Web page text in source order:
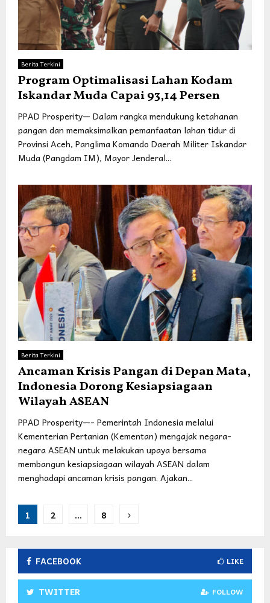
Berita Terkini
Program Optimalisasi Lahan Kodam
Iskandar Muda Capai 93,14 Persen
PPAD Prosperity— Dalam rangka mendukung ketahanan
pangan dan memaksimalkan pemanfaatan lahan tidur di
Provinsi Aceh, Panglima Komando Daerah Militer Iskandar
Muda (Pangdam IM), Mayor Jenderal...
Berita Terkini
Ancaman Krisis Pangan di Depan Mata,
Indonesia Dorong Kesiapsiagaan
Wilayah ASEAN
PPAD Prosperity—- Pemerintah Indonesia melalui
Kementerian Pertanian (Kementan) mengajak negara-
negara ASEAN untuk melakukan upaya bersama
membangun kesiapsiagaan wilayah ASEAN dalam
menghadapi ancaman krisis pangan. Ajakan...
Posts
1 2 … 8
FACEBOOK LIKE
TWITTER FOLLOW